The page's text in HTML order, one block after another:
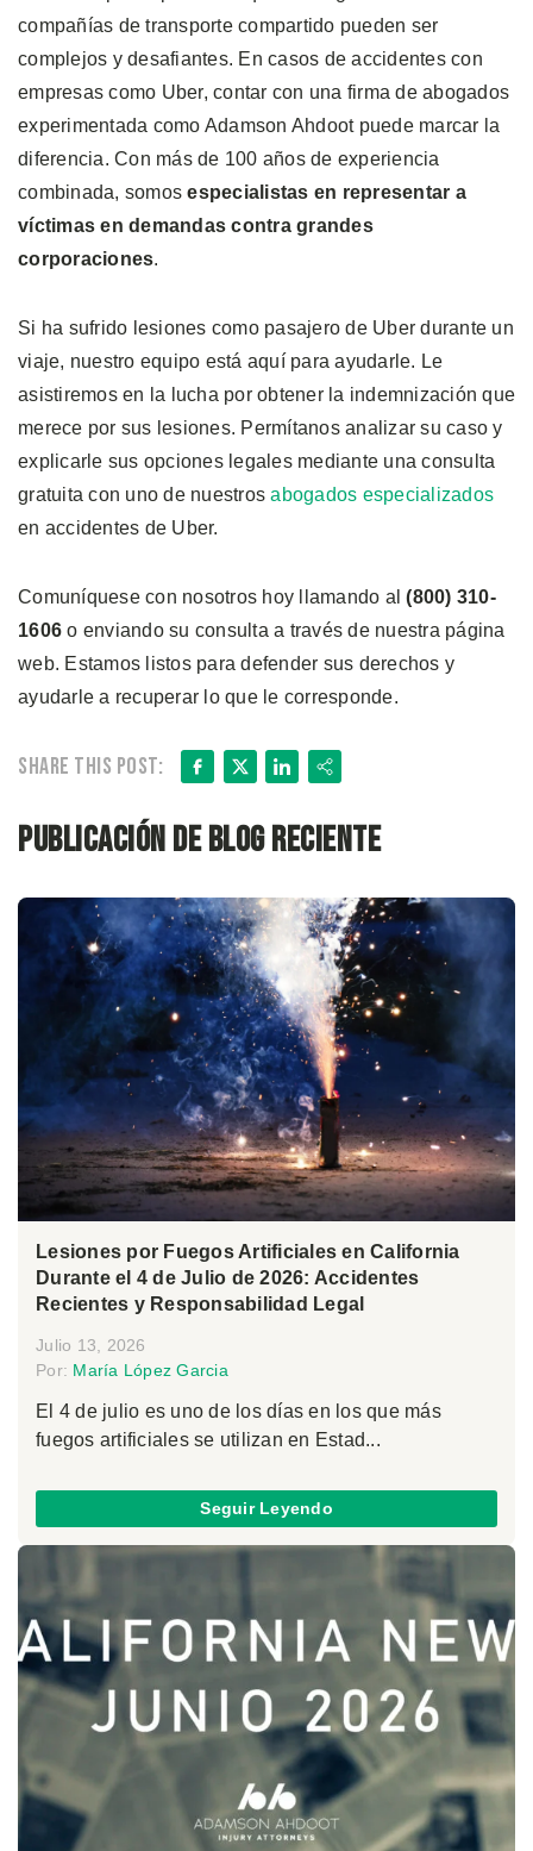
compañías de transporte compartido pueden ser
complejos y desafiantes. En casos de accidentes con
empresas como Uber, contar con una firma de abogados
experimentada como Adamson Ahdoot puede marcar la
diferencia. Con más de 100 años de experiencia
combinada, somosespecialistas en representar a
víctimas en demandas contra grandes
corporaciones.
Si ha sufrido lesiones como pasajero de Uber durante un
viaje, nuestro equipo está aquí para ayudarle. Le
asistiremos en la lucha por obtener la indemnización que
merece por sus lesiones. Permítanos analizar su caso y
explicarle sus opciones legales mediante una consulta
gratuita con uno de nuestrosabogados especializados
en accidentes de Uber.
Comuníquese con nosotros hoy llamando al(800) 310-
1606o enviando su consulta a través de nuestra página
web. Estamos listos para defender sus derechos y
ayudarle a recuperar lo que le corresponde.
Share this post: Facebook
X LinkedIn
Share
Publicación de blog reciente
Lesiones por Fuegos Artificiales en California
Durante el 4 de Julio de 2026: Accidentes
Recientes y Responsabilidad Legal
Julio 13, 2026
Por: María López Garcia
El 4 de julio es uno de los días en los que más
fuegos artificiales se utilizan en Estad...
Seguir Leyendo